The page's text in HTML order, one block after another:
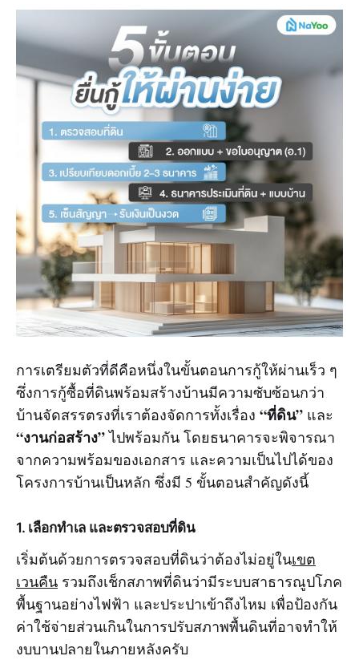
การเตรียมตัวที่ดีคือหนึ่งในขั้นตอนการกู้ให้ผ่านเร็ว ๆ
ซึ่งการกู้ซื้อที่ดินพร้อมสร้างบ้านมีความซับซ้อนกว่า
บ้านจัดสรรตรงที่เราต้องจัดการทั้งเรื่อง “ที่ดิน” และ
“งานก่อสร้าง”ไปพร้อมกัน โดยธนาคารจะพิจารณา
จากความพร้อมของเอกสาร และความเป็นไปได้ของ
โครงการบ้านเป็นหลัก ซึ่งมี 5 ขั้นตอนสำคัญดังนี้
1. เลือกทำเล และตรวจสอบที่ดิน
เริ่มต้นด้วยการตรวจสอบที่ดินว่าต้องไม่อยู่ในเขต
เวนคืน รวมถึงเช็กสภาพที่ดินว่ามีระบบสาธารณูปโภค
พื้นฐานอย่างไฟฟ้า และประปาเข้าถึงไหม เพื่อป้องกัน
ค่าใช้จ่ายส่วนเกินในการปรับสภาพพื้นดินที่อาจทำให้
งบบานปลายในภายหลังครับ